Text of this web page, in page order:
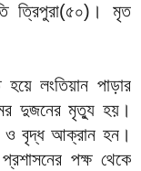
ত্রিপুরা(৫০)। মৃত
লংতিয়ান পাড়ার
দুজনের মৃত্যু হয়।
ও বৃদ্ধ আক্রান হন।
পক্ষ থেকে